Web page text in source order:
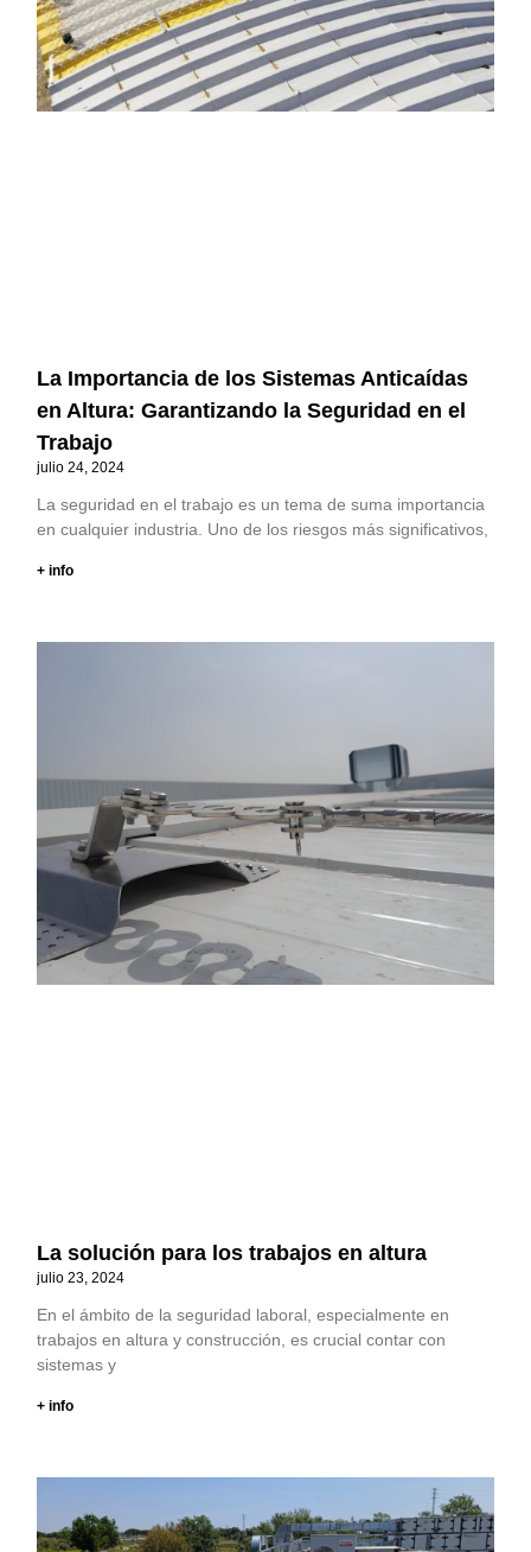
La Importancia de los Sistemas Anticaídas
en Altura: Garantizando la Seguridad en el
Trabajo
julio 24, 2024
La seguridad en el trabajo es un tema de suma importancia
en cualquier industria. Uno de los riesgos más significativos,
+ info
La solución para los trabajos en altura
julio 23, 2024
En el ámbito de la seguridad laboral, especialmente en
trabajos en altura y construcción, es crucial contar con
sistemas y
+ info